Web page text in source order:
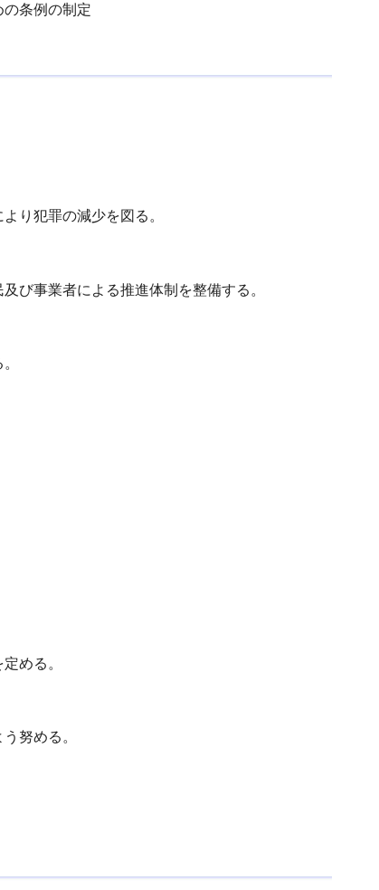
条例の制定
り犯罪の減少を図る。
び事業者による推進体制を整備する。
める。
努める。